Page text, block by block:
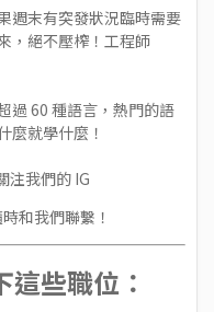
週末有突發狀況臨時需要
，絕不壓榨！工程師
過 60 種語言，熱門的語
麼就學什麼！
注我們的 IG
和我們聯繫！
些職位：